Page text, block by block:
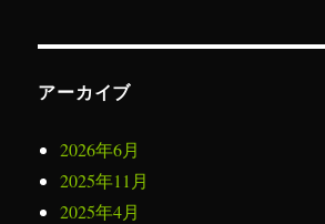
アーカイブ
2026年6月
2025年11月
2025年4月